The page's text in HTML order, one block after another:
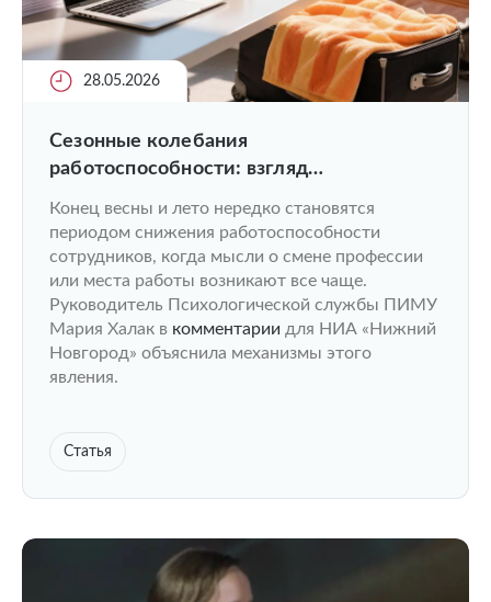
28.05.2026
Сезонные колебания
работоспособности: взгляд
Конец весны и лето нередко становятся
периодом снижения работоспособности
сотрудников, когда мысли о смене профессии
или места работы возникают все чаще.
Руководитель Психологической службы ПИМУ
Мария Халак в комментарии для НИА «Нижний
Новгород» объяснила механизмы этого
явления.
Статья